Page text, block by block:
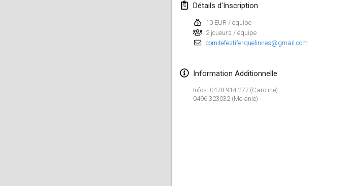
Détails d'Inscription
10 EUR / équipe
2 joueurs / équipe
comitefestiferquelinnes@gmail.com
Information Additionnelle
Infos: 0478 914 277 (Caroline)
0496 323032 (Melanie)
MS v MÖLKPARKURU
4 févr. 2022|République tchèque
TangoMölkky
5 févr. 2022|Finlande
12 févr. 2022 | Finlande